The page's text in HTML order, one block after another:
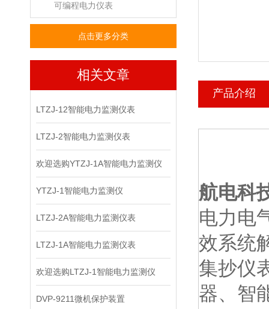
可编程电力仪表
点击更多分类
相关文章
LTZJ-12智能电力监测仪表
LTZJ-2智能电力监测仪表
欢迎选购YTZJ-1A智能电力监测仪
YTZJ-1智能电力监测仪
LTZJ-2A智能电力监测仪表
LTZJ-1A智能电力监测仪表
欢迎选购LTZJ-1智能电力监测仪
DVP-9211微机保护装置
产品介绍
航电科
电力电
效系统
集抄仪
器、智